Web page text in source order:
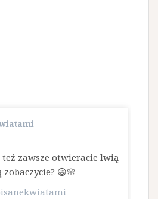
też zawsze otwieracie lwią
😄🌸